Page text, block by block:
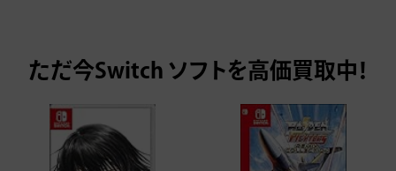
ただ今Switch ソフトを高価買取中！